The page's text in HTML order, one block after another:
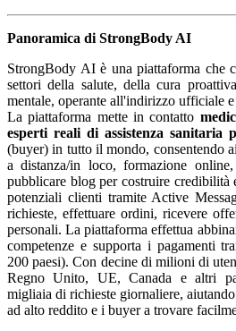
Panoramica di StrongBody AI
StrongBody AI è una piattaforma che
settori della salute, della cura
mentale, operante all'indirizzo ufficiale
La piattaforma mette in contatto
esperti reali di assistenza sanitaria
(buyer) in tutto il mondo, consentendo
a distanza/in loco, formazione
pubblicare blog per costruire credibilità
potenziali clienti tramite Active
richieste, effettuare ordini, ricevere
personali. La piattaforma effettua
competenze e supporta i pagamenti
200 paesi). Con decine di milioni di
Regno Unito, UE, Canada e altri
migliaia di richieste giornaliere,
ad alto reddito e i buyer a trovare